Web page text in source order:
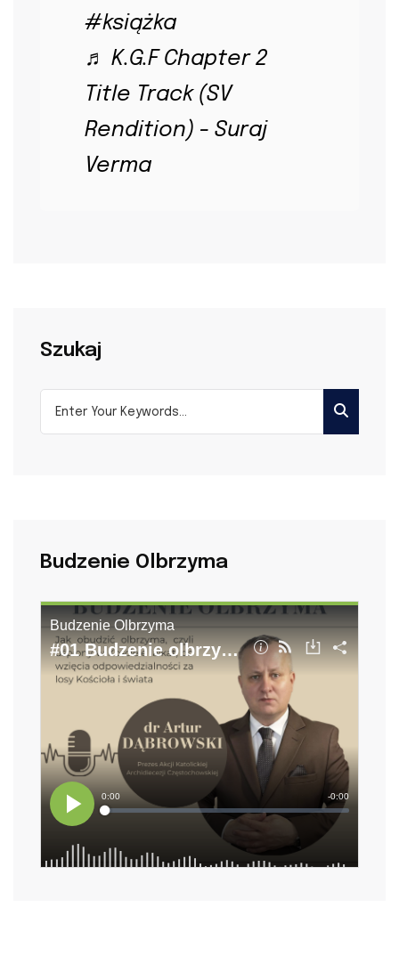
#książka
♬ K.G.F Chapter 2
Title Track (SV
Rendition) - Suraj
Verma
Szukaj
Budzenie Olbrzyma